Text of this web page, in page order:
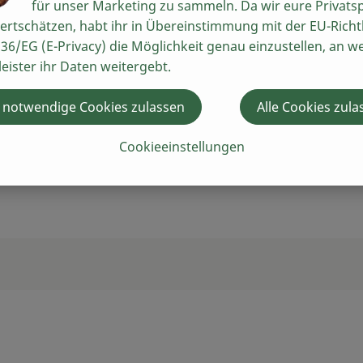
Nudeln in bester Qualität. Für die bio-zertifizierten
Hühnern.
Ei.
für unser Marketing zu sammeln. Da wir eure
habt ihr in Übereinstimmung mit der EU-
EG (E-Privacy) die Möglichkeit genau einzustellen, an
ihr Daten weitergebt.
Cookieeinstellungen
Cookies zulassen Alle Cookies